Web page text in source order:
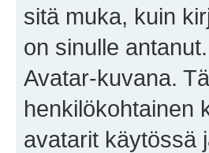
sitä muka, kuin
on sinulle
Avatar-kuvana.
henkilökohtainen
avatarit käytössä